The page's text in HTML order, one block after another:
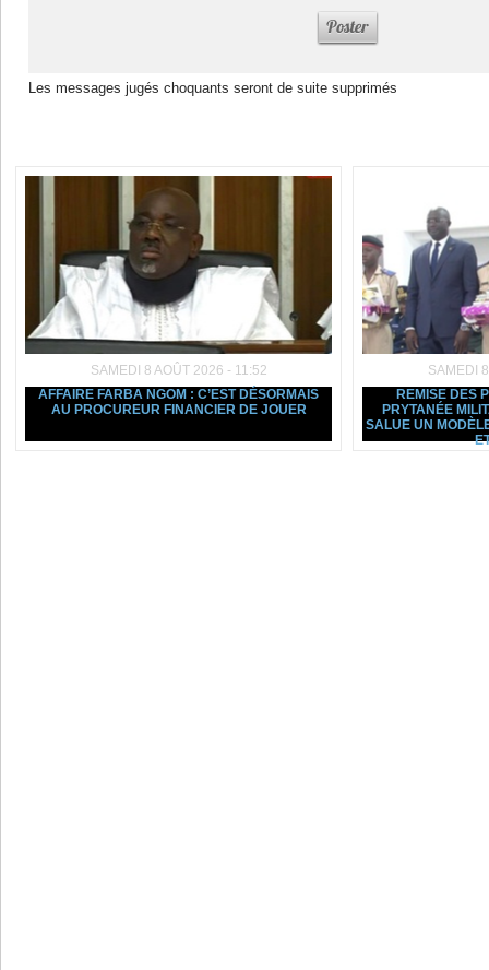
Les messages jugés choquants seront de suite supprimés
SAMEDI 8 AOÛT 2026 - 11:52
AFFAIRE FARBA NGOM : C’EST DÉSORMAIS
AU PROCUREUR FINANCIER DE JOUER
SAMEDI
REMISE DES
PRYTANÉE
SALUE UN